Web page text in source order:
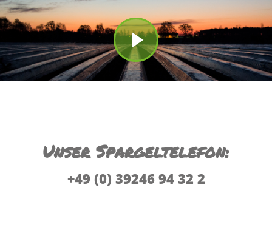
Unser Spargeltelefon:
+49 (0) 39246 94 32 2